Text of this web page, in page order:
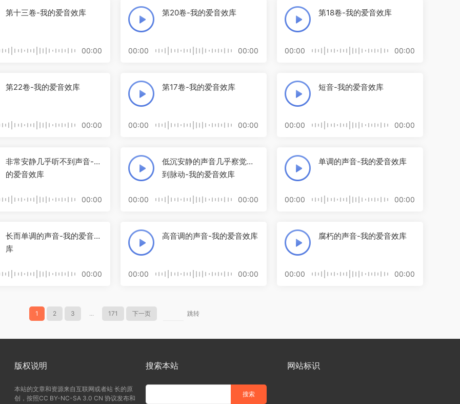
第十三卷-我的爱音效库
00:00
第20卷-我的爱音效库
00:00 00:00
第18卷-我的爱音效库
00:00 00:00
第22卷-我的爱音效库
00:00
第17卷-我的爱音效库
00:00 00:00
短音-我的爱音效库
00:00 00:00
非常安静几乎听不到声音-我
的爱音效库
00:00
低沉安静的声音几乎察觉不
到脉动-我的爱音效库
00:00 00:00
单调的声音-我的爱音效库
00:00 00:00
长而单调的声音-我的爱音效
库
00:00
高音调的声音-我的爱音效库
00:00 00:00
腐朽的声音-我的爱音效库
00:00 00:00
1 2 3 ... 171 下一页 跳转
版权说明
本站的文章和资源来自互联网或者站 长的原
创，按照CC BY-NC-SA 3.0 CN 协议发布和
搜索本站 网站标识